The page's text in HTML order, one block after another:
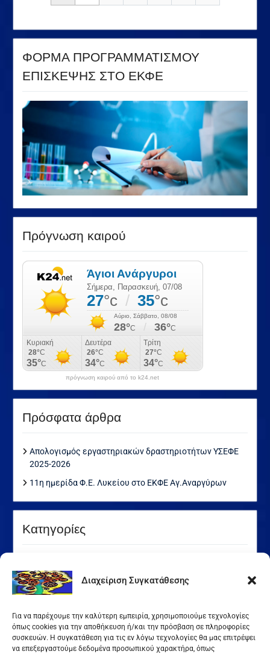
Διαχείριση Συγκατάθεσης
Για να παρέχουμε την καλύτερη εμπειρία, χρησιμοποιούμε τεχνολογίες
όπως cookies για την αποθήκευση ή/και την πρόσβαση σε πληροφορίες
συσκευών. Η συγκατάθεση για τις εν λόγω τεχνολογίες θα μας επιτρέψει
να επεξεργαστούμε δεδομένα προσωπικού χαρακτήρα, όπως
ΦΟΡΜΑ ΠΡΟΓΡΑΜΜΑΤΙΣΜΟΥ
ΕΠΙΣΚΕΨΗΣ ΣΤΟ ΕΚΦΕ
Πρόγνωση καιρού
πρόγνωση καιρού από το k24.net
Πρόσφατα άρθρα
Απολογισμός εργαστηριακών δραστηριοτήτων ΥΣΕΦΕ
2025-2026
11η ημερίδα Φ.Ε. Λυκείου στο ΕΚΦΕ Αγ.Αναργύρων
Kατηγορίες
Our Visitor
Users Today : 110
Total Users : 143742